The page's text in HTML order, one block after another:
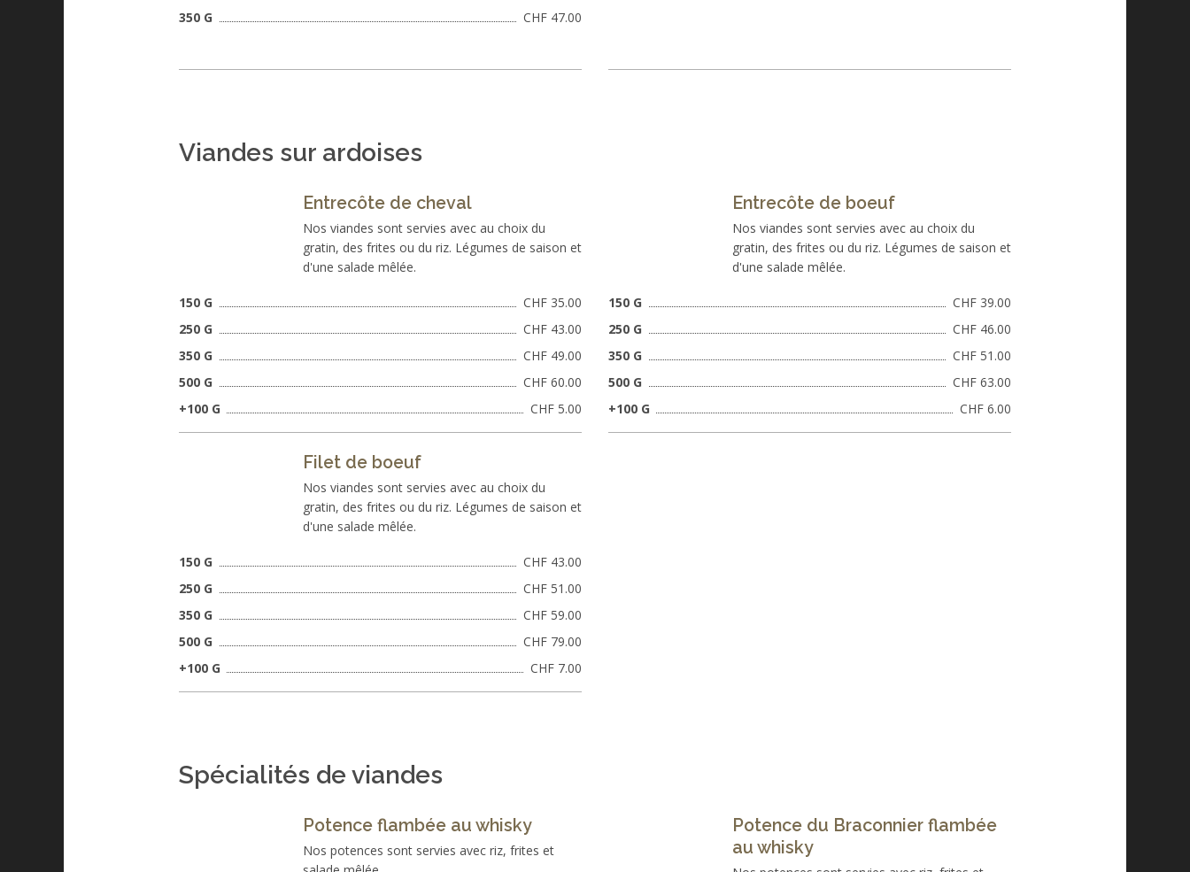
350 G
CHF 47.00
Viandes sur ardoises
Entrecôte de cheval
Nos viandes sont servies avec au choix du
gratin, des frites ou du riz. Légumes de saison et
d'une salade mêlée.
150 G
CHF 35.00
250 G
CHF 43.00
350 G
CHF 49.00
500 G
CHF 60.00
+100 G
CHF 5.00
Entrecôte de boeuf
Nos viandes sont servies avec au choix du
gratin, des frites ou du riz. Légumes de saison et
d'une salade mêlée.
150 G
CHF 39.00
250 G
CHF 46.00
350 G
CHF 51.00
500 G
CHF 63.00
+100 G
CHF 6.00
Filet de boeuf
Nos viandes sont servies avec au choix du
gratin, des frites ou du riz. Légumes de saison et
d'une salade mêlée.
150 G
CHF 43.00
250 G
CHF 51.00
350 G
CHF 59.00
500 G
CHF 79.00
+100 G
CHF 7.00
Spécialités de viandes
Potence flambée au whisky
Nos potences sont servies avec riz, frites et
Potence du Braconnier flambée
au whisky